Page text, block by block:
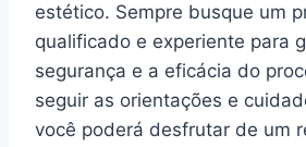
estético. Sempre busque um
qualificado e experiente para
segurança e a eficácia do
seguir as orientações e
você poderá desfrutar de um